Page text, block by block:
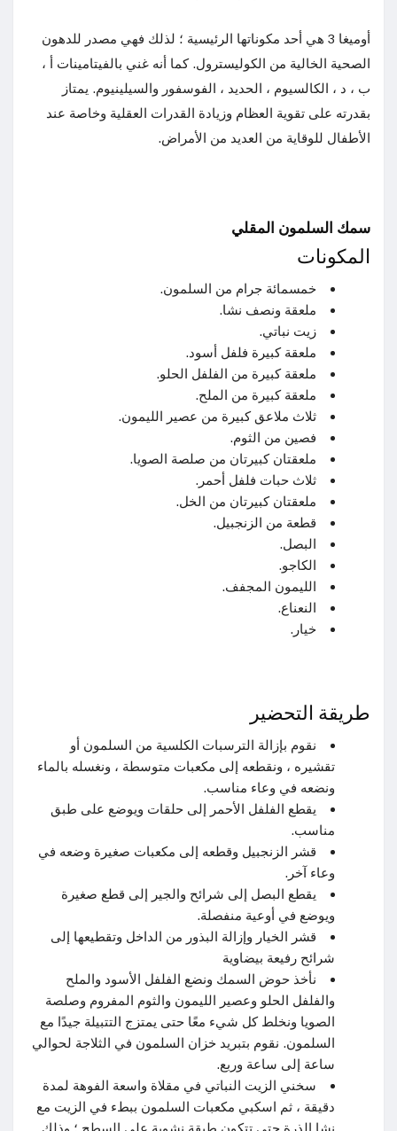
أوميغا 3 هي أحد مكوناتها الرئيسية ؛ لذلك فهي مصدر للدهون
الصحية الخالية من الكوليسترول. كما أنه غني بالفيتامينات أ ،
ب ، د ، الكالسيوم ، الحديد ، الفوسفور والسيلينيوم. يمتاز
بقدرته على تقوية العظام وزيادة القدرات العقلية وخاصة عند
الأطفال للوقاية من العديد من الأمراض.
سمك السلمون المقلي
المكونات
خمسمائة جرام من السلمون.
ملعقة ونصف نشا.
زيت نباتي.
ملعقة كبيرة فلفل أسود.
ملعقة كبيرة من الفلفل الحلو.
ملعقة كبيرة من الملح.
ثلاث ملاعق كبيرة من عصير الليمون.
فصين من الثوم.
ملعقتان كبيرتان من صلصة الصويا.
ثلاث حبات فلفل أحمر.
ملعقتان كبيرتان من الخل.
قطعة من الزنجبيل.
البصل.
الكاجو.
الليمون المجفف.
النعناع.
خيار.
طريقة التحضير
نقوم بإزالة الترسبات الكلسية من السلمون أو
تقشيره ، ونقطعه إلى مكعبات متوسطة ، ونغسله بالماء
ونضعه في وعاء مناسب.
يقطع الفلفل الأحمر إلى حلقات ويوضع على طبق
مناسب.
قشر الزنجبيل وقطعه إلى مكعبات صغيرة وضعه في
وعاء آخر.
يقطع البصل إلى شرائح والجير إلى قطع صغيرة
ويوضع في أوعية منفصلة.
قشر الخيار وإزالة البذور من الداخل وتقطيعها إلى
شرائح رفيعة بيضاوية
نأخذ حوض السمك ونضع الفلفل الأسود والملح
والفلفل الحلو وعصير الليمون والثوم المفروم وصلصة
الصويا ونخلط كل شيء معًا حتى يمتزج التتبيلة جيدًا مع
السلمون. نقوم بتبريد خزان السلمون في الثلاجة لحوالي
ساعة إلى ساعة وربع.
سخني الزيت النباتي في مقلاة واسعة الفوهة لمدة
دقيقة ، ثم اسكبي مكعبات السلمون ببطء في الزيت مع
نشا الذرة حتى تتكون طبقة نشوية على السطح ؛ وذلك